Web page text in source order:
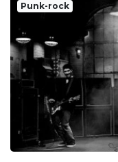
Punk-rock